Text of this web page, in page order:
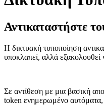
Αντικαταστήστε
Η δικτυακή τυποποίηση
υποκλαπεί, αλλά εξακολουθεί
Σε αντίθεση με μια βασική
token ενημερωμένο αυτόματα,